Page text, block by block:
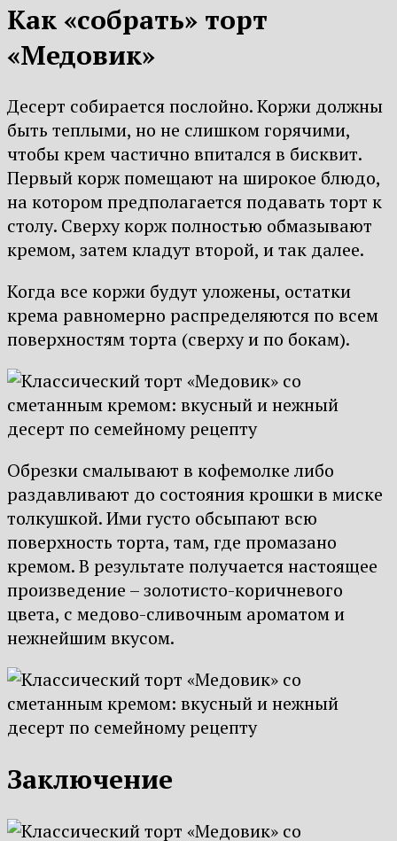
Как «собрать» торт
«Медовик»
Десерт собирается послойно. Коржи должны
быть теплыми, но не слишком горячими,
чтобы крем частично впитался в бисквит.
Первый корж помещают на широкое блюдо,
на котором предполагается подавать торт к
столу. Сверху корж полностью обмазывают
кремом, затем кладут второй, и так далее.
Когда все коржи будут уложены, остатки
крема равномерно распределяются по всем
поверхностям торта (сверху и по бокам).
Обрезки смалывают в кофемолке либо
раздавливают до состояния крошки в миске
толкушкой. Ими густо обсыпают всю
поверхность торта, там, где промазано
кремом. В результате получается настоящее
произведение – золотисто-коричневого
цвета, с медово-сливочным ароматом и
нежнейшим вкусом.
Заключение